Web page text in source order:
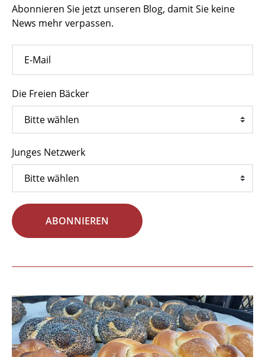
Abonnieren Sie jetzt unseren Blog, damit Sie keine
News mehr verpassen.
Die Freien Bäcker
Junges Netzwerk
ABONNIEREN